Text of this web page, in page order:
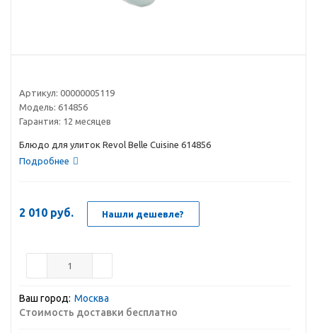
Артикул: 00000005119
Модель: 614856
Гарантия: 12 месяцев
Блюдо для улиток Revol Belle Cuisine 614856
Подробнее
2 010 руб. Нашли дешевле?
Ваш город: Москва
Стоимость доставки бесплатно